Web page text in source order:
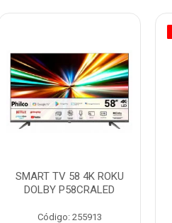
SMART TV 58 4K ROKU
DOLBY P58CRALED
Código: 255913